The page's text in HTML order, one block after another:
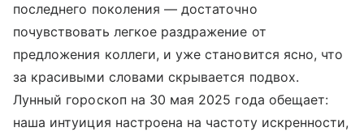
последнего поколения — достаточно
почувствовать легкое раздражение от
предложения коллеги, и уже становится ясно, что
за красивыми словами скрывается подвох.
Лунный гороскоп на 30 мая 2025 года обещает:
наша интуиция настроена на частоту искренности,